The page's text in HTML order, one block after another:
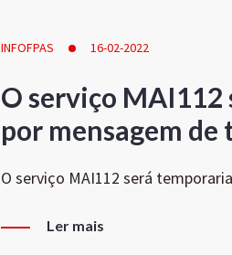
INFOFPAS 16-02-2022
O serviço
por mensagem de
O serviço MAI112 será
Ler mais